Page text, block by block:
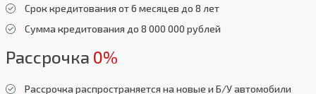
Срок кредитования от 6 месяцев до 8 лет
Сумма кредитования до 8 000 000 рублей
Рассрочка 0%
Рассрочка распространяется на новые и Б/У автомобили